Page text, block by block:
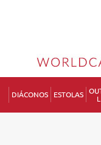
DIÁCONOS ESTOLAS